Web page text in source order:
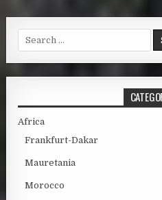
Search for:
Africa
Frankfurt-Dakar
Mauretania
Morocco